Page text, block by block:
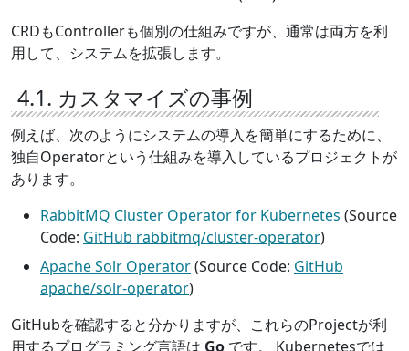
CRDもControllerも個別の仕組みですが、通常は両方を利
用して、システムを拡張します。
4.1. カスタマイズの事例
例えば、次のようにシステムの導入を簡単にするために、
独自Operatorという仕組みを導入しているプロジェクトが
あります。
RabbitMQ Cluster Operator for Kubernetes (Source
Code: GitHub rabbitmq/cluster-operator)
Apache Solr Operator(Source Code: GitHub
apache/solr-operator)
GitHubを確認すると分かりますが、これらのProjectが利
用するプログラミング言語は Go です。 Kubernetesでは